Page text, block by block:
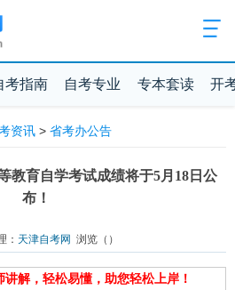
考指南 自考专业 专本套读 开
资讯> 省考办公告
教育自学考试成绩将于5月18日公
布！
： 天津自考网 浏览（ ）
讲解，轻松易懂，助您轻松上岸！